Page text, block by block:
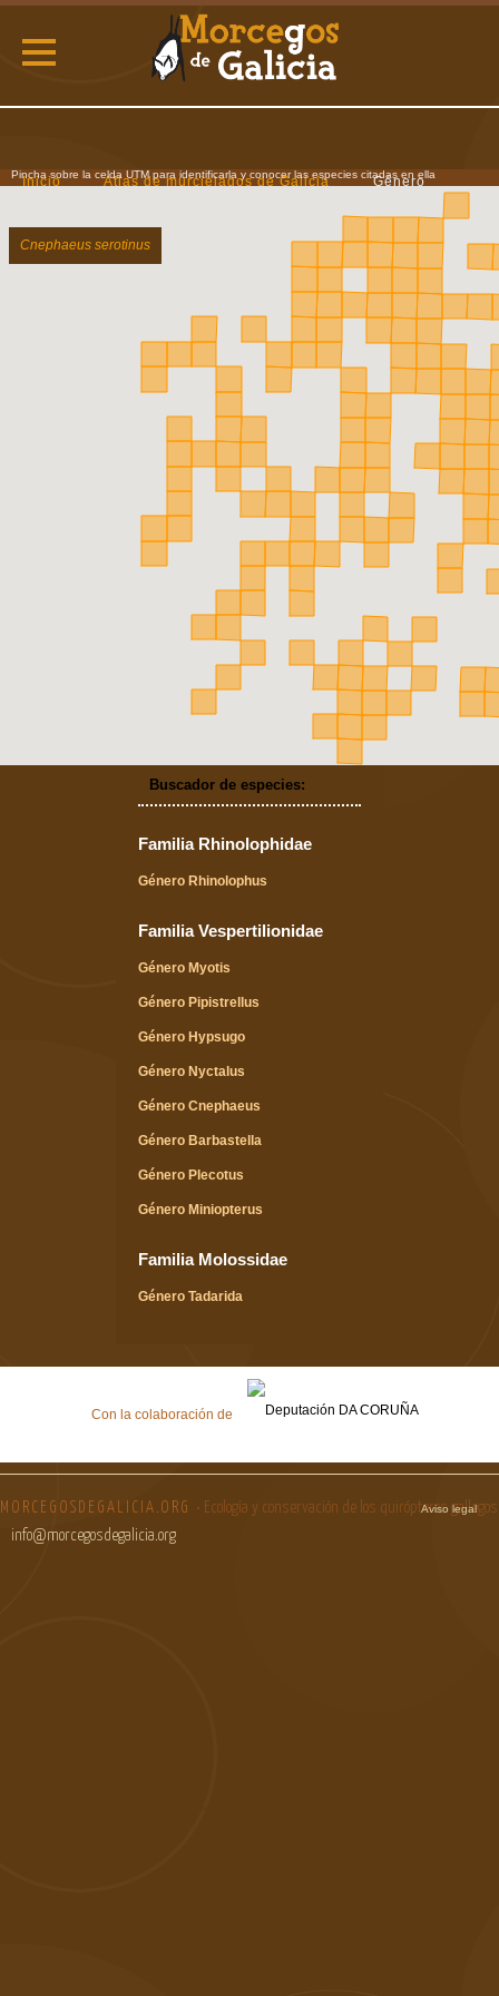
Inicio Atlas de murcielagos de Galicia
Género
Cnephaeus serotinus
Pincha sobre la celda UTM para identificarla y conocer las especies citadas en ella
Buscador de especies:
Familia Rhinolophidae
Género Rhinolophus
Familia Vespertilionidae
Género Myotis
Género Pipistrellus
Género Hypsugo
Género Nyctalus
Género Cnephaeus
Género Barbastella
Género Plecotus
Género Miniopterus
Familia Molossidae
Género Tadarida
Con la colaboración de
MORCEGOSDEGALICIA.ORG • Ecología y conservación de los quirópteros gallegos
info@morcegosdegalicia.org
Aviso legal